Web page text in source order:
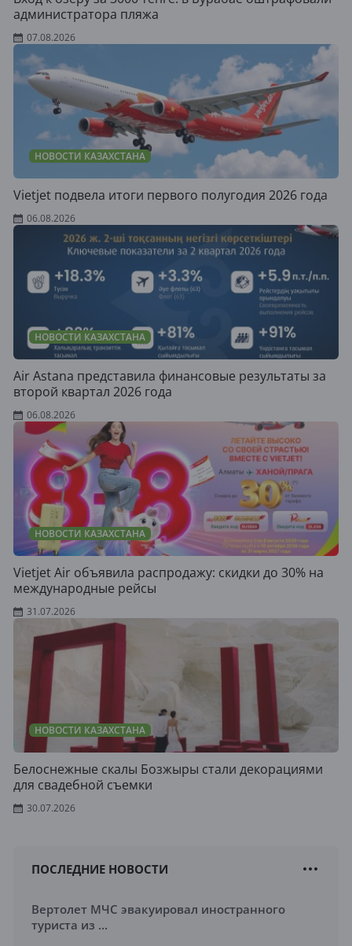
администратора пляжа
07.08.2026
НОВОСТИ КАЗАХСТАНА
Vietjet подвела итоги первого полугодия 2026 года
06.08.2026
НОВОСТИ КАЗАХСТАНА
Air Astana представила финансовые результаты за
второй квартал 2026 года
06.08.2026
НОВОСТИ КАЗАХСТАНА
Vietjet Air объявила распродажу: скидки до 30% на
международные рейсы
31.07.2026
НОВОСТИ КАЗАХСТАНА
Белоснежные скалы Бозжыры стали декорациями
для свадебной съемки
30.07.2026
ПОСЛЕДНИЕ НОВОСТИ
Вертолет МЧС эвакуировал иностранного
туриста из ...